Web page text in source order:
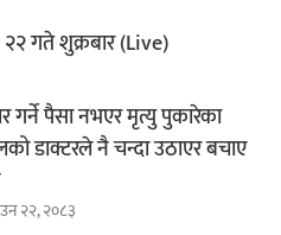
गते शुक्रबार (Live)
गर्ने पैसा नभएर मृत्यु पुकारेका
डाक्टरले नै चन्दा उठाएर बचाए
२२, २०८३